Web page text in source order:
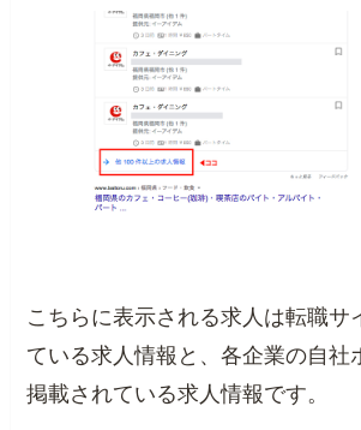
こちらに表示される求人は転職サ
ている求人情報と、各企業の自社
掲載されている求人情報です。